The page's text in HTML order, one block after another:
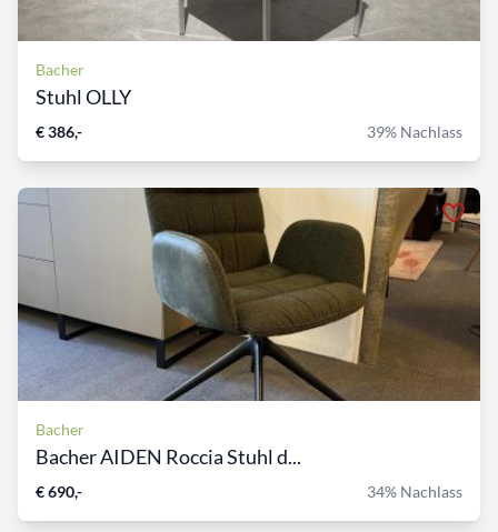
Bacher
Stuhl OLLY
€ 386,- 39% Nachlass
Bacher
Bacher AIDEN Roccia Stuhl d...
€ 690,- 34% Nachlass